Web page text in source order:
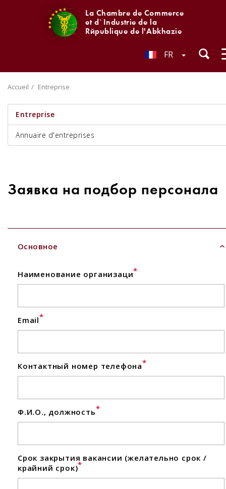
La Chambre de Commerce
et d`Industrie de la
République de l'Abkhazie
FR
Accueil Entreprise
Entreprise
Annuaire d'entreprises
Заявка на подбор персонала
Основное
Наименование организаци*
Email*
Контактный номер телефона*
Ф.И.О., должность*
Срок закрытия вакансии (желательно срок /
крайний срок)*